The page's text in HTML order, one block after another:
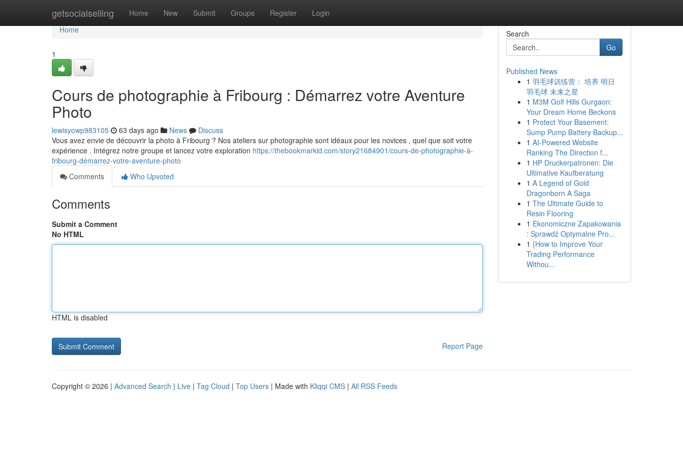
getsocialselling Home New Submit Groups Register Login
Home
Home
1
Cours de photographie à Fribourg : Démarrez votre Aventure
Photo
lewisyowp983105 63 days ago News
Discuss
Vous avez envie de découvrir la photo à Fribourg ? Nos ateliers sur photographie sont idéaux pour les novices , quel que soit votre
expérience . Intégrez notre groupe et lancez votre exploration https://thebookmarkid.com/story21684901/cours-de-photographie-à-
fribourg-démarrez-votre-aventure-photo
Comments
Who Upvoted
Comments
Submit a Comment
No HTML
HTML is disabled
Report Page
Search
Go
Published News
1 羽毛球训练营： 培养 明日
羽毛球 未来之星
1 M3M Golf Hills Gurgaon:
Your Dream Home Beckons
1 Protect Your Basement:
Sump Pump Battery Backup...
1 AI-Powered Website
Ranking The Direction f...
1 HP Druckerpatronen: Die
Ultimative Kaufberatung
1 A Legend of Gold
Dragonborn A Saga
1 The Ultimate Guide to
Resin Flooring
1 Ekonomiczne Zapakowania
: Sprawdź Optymalne Pro...
1 {How to Improve Your
Trading Performance
Withou...
Copyright © 2026 | Advanced Search | Live | Tag Cloud | Top Users | Made with Kliqqi CMS | All RSS Feeds